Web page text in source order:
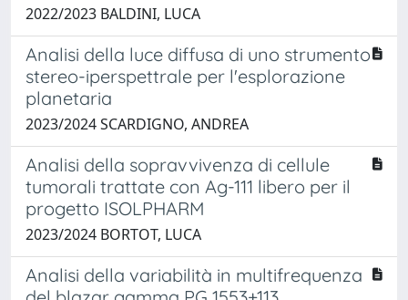
2022/2023 BALDINI, LUCA
Analisi della luce diffusa di uno strumento
stereo-iperspettrale per l'esplorazione
planetaria
2023/2024 SCARDIGNO, ANDREA
Analisi della sopravvivenza di cellule
tumorali trattate con Ag-111 libero per il
progetto ISOLPHARM
2023/2024 BORTOT, LUCA
Analisi della variabilità in multifrequenza